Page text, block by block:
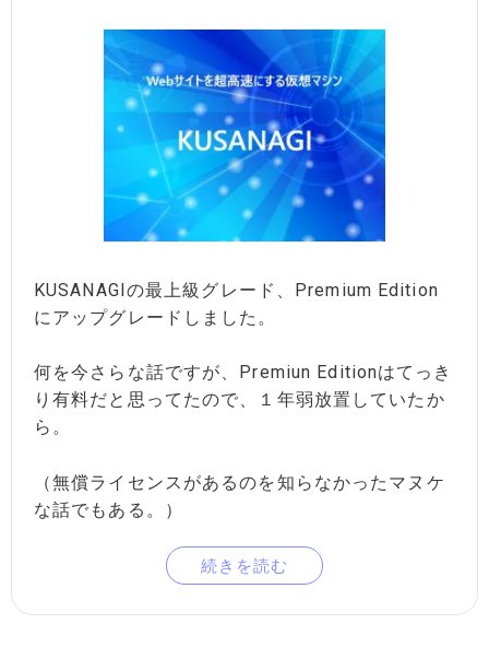
KUSANAGIの最上級グレード、Premium Edition
にアップグレードしました。
何を今さらな話ですが、Premiun Editionはてっき
り有料だと思ってたので、１年弱放置していたか
ら。
（無償ライセンスがあるのを知らなかったマヌケ
な話でもある。）
続きを読む